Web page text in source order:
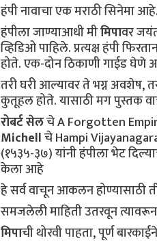
हंपी नावाचा एक मराठी सिनेमा
हंपीला जाण्याआधी मी मिपावर
व्हिडिओ पाहिले. प्रत्यक्ष हंपी
होते. एक-दोन ठिकाणी गाईड घेणे
तरी घरी आल्यावर ते भग्न अवशेष,
कुतूहल होते. यासाठी मग पुस्तक
रोबर्ट सेल चे A Forgotten
Michell चे Hampi
(१५३५-३७) यांनी हंपीला भेट
केला आहे
हे सर्व वाचून आकलन होण्यासाठी
समजलेली माहिती उतरवून
मिपाची थोरवी पाहता, पूर्ण